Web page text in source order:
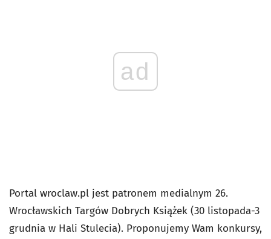
ad
Portal wroclaw.pl jest patronem medialnym 26.
Wrocławskich Targów Dobrych Książek (30 listopada-3
grudnia w Hali Stulecia). Proponujemy Wam konkursy,